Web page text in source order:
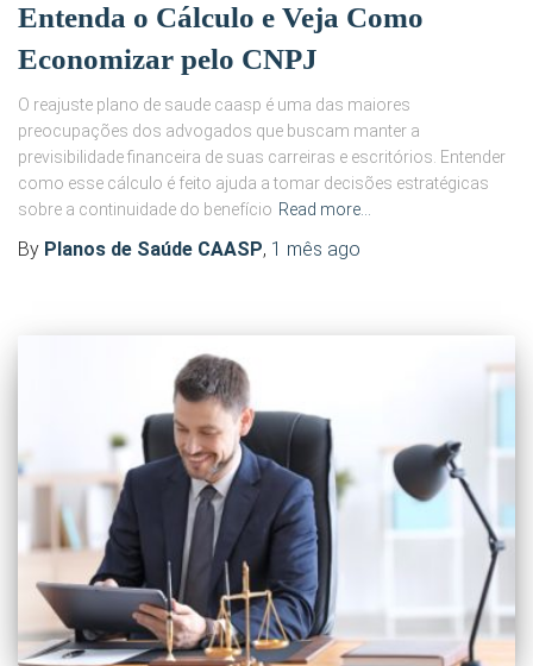
Entenda o Cálculo e Veja Como
Economizar pelo CNPJ
O reajuste plano de saude caasp é uma das maiores
preocupações dos advogados que buscam manter a
previsibilidade financeira de suas carreiras e escritórios. Entender
como esse cálculo é feito ajuda a tomar decisões estratégicas
sobre a continuidade do benefício Read more…
By Planos de Saúde CAASP, 1 mês ago